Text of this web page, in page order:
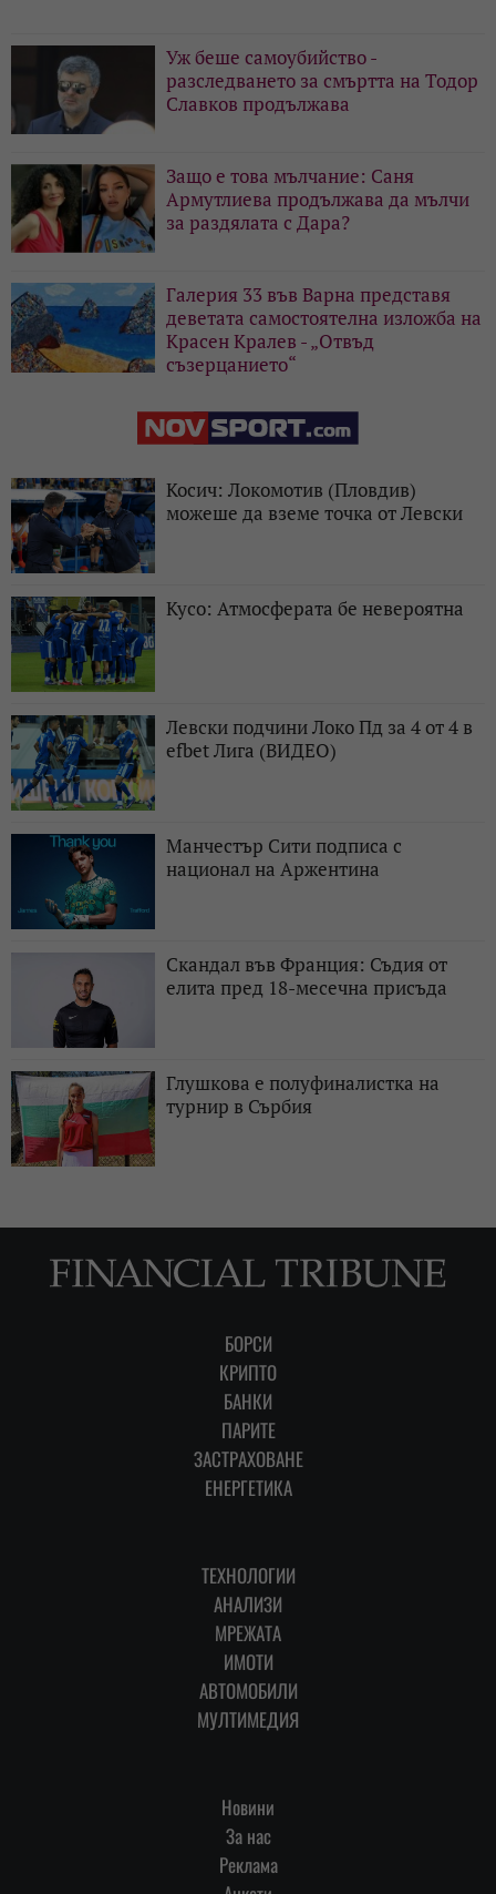
Уж беше самоубийство -
разследването за смъртта на Тодор
Славков продължава
Защо е това мълчание: Саня
Армутлиева продължава да мълчи
за раздялата с Дара?
Галерия 33 във Варна представя
деветата самостоятелна изложба на
Красен Кралев - „Отвъд
съзерцанието“
Косич: Локомотив (Пловдив)
можеше да вземе точка от Левски
Кусо: Атмосферата бе невероятна
Левски подчини Локо Пд за 4 от 4 в
efbet Лига (ВИДЕО)
Манчестър Сити подписа с
национал на Аржентина
Скандал във Франция: Съдия от
елита пред 18-месечна присъда
Глушкова е полуфиналистка на
турнир в Сърбия
БОРСИ
КРИПТО
БАНКИ
ПАРИТЕ
ЗАСТРАХОВАНЕ
ЕНЕРГЕТИКА
ТЕХНОЛОГИИ
АНАЛИЗИ
МРЕЖАТА
ИМОТИ
АВТОМОБИЛИ
МУЛТИМЕДИЯ
Новини
За нас
Реклама